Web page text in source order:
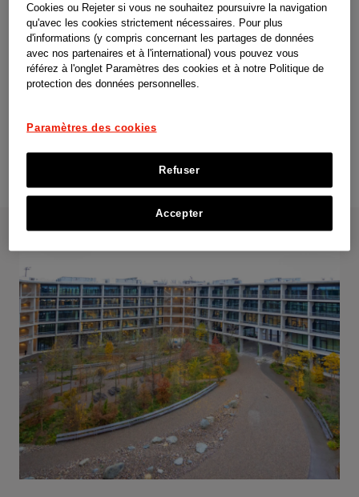
Johnson & Johnson en Suisse, il y a seulement
quelques mois. Aujourd’hui, le Centre
d’innovation de Johnson & Johnson Suisse a
été inauguré sur ce campus.
04 mai 2024
Cookies ou Rejeter si vous ne souhaitez poursuivre la navigation
qu'avec les cookies strictement nécessaires. Pour plus
d'informations (y compris concernant les partages de données
avec nos partenaires et à l'international) vous pouvez vous
référez à l'onglet Paramètres des cookies et à notre Politique de
protection des données personnelles.
Paramètres des cookies
Refuser
Accepter